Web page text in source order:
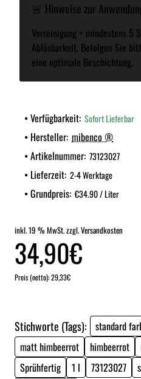
🚨 Hinweise zur
Vorreinigung + mindestens 5
Ablösbarkeit. Befolgen Sie
eine optimale Beschichtung.
Verfügbarkeit: Sofort Lieferbar
Hersteller: mibenco ®
Artikelnummer: 73123027
Lieferzeit: 2-4 Werktage
Grundpreis: €34.90 / Liter
inkl. 19 % MwSt. zzgl. Versandkosten
34,90€
Preis (netto): 29,33€
Stichworte (Tags): standard
matt himbeerrot
himbeerrot
Sprühfertig
1 l 73123027